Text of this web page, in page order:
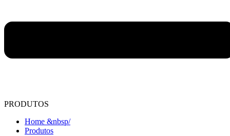
PRODUTOS
Home &nbsp/
Produtos